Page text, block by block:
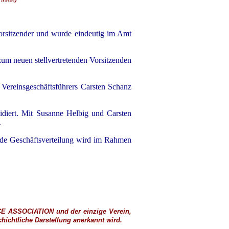
und wurde eindeutig im Amt
neuen stellvertretenden Vorsitzenden
Carsten Schanz
Mit Susanne Helbig und Carsten
Geschäftsverteilung wird im Rahmen
ASSOCIATIONund der einzige Verein,
Darstellung anerkannt wird.